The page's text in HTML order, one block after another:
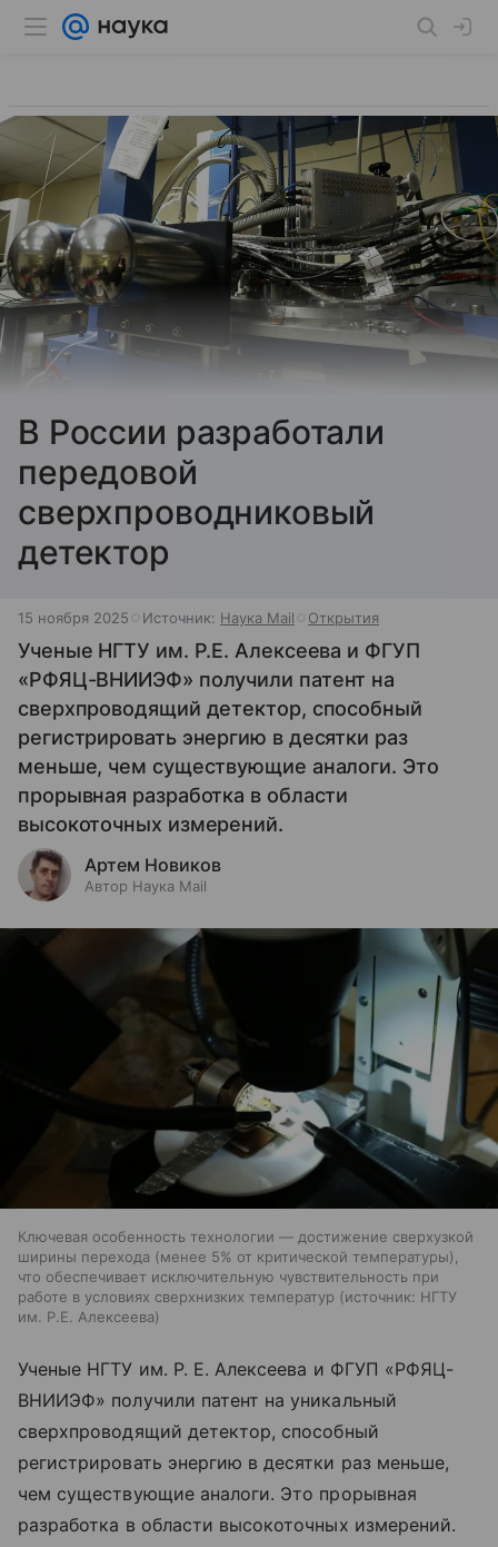
В России разработали
передовой
сверхпроводниковый
детектор
15 ноября 2025 Источник: Наука Mail Открытия
Ученые НГТУ им. Р.Е. Алексеева и ФГУП
«РФЯЦ-ВНИИЭФ» получили патент на
сверхпроводящий детектор, способный
регистрировать энергию в десятки раз
меньше, чем существующие аналоги. Это
прорывная разработка в области
высокоточных измерений.
Артем Новиков
Автор Наука Mail
Ключевая особенность технологии — достижение сверхузкой
ширины перехода (менее 5% от критической температуры),
что обеспечивает исключительную чувствительность при
работе в условиях сверхнизких температур
источник: НГТУ
им. Р.Е. Алексеева
Ученые НГТУ им. Р. Е. Алексеева и ФГУП «РФЯЦ-
ВНИИЭФ» получили патент на уникальный
сверхпроводящий детектор, способный
регистрировать энергию в десятки раз меньше,
чем существующие аналоги. Это прорывная
разработка в области высокоточных измерений.